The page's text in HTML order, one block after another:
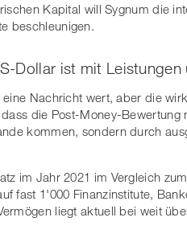
Kapital will Sygnum die
beschleunigen.
Dollar ist mit Leistungen
Nachricht wert, aber die
die Post-Money-
kommen, sondern durch
im Jahr 2021 im Vergleich
fast 1'000 Finanzinstitute,
liegt aktuell bei weit